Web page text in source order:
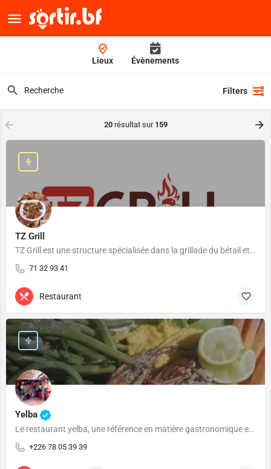
Lieux Évènements
Filters
20résultat sur 159
TZ Grill
TZ Grill est une structure spécialisée dans la grillade du bétail et volailles local-es.
71 32 93 41
Restaurant
Yelba
Le restaurant yelba, une référence en matière gastronomique et culturelle!
+226 78 05 39 39